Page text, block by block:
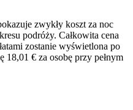
zwykły koszt za noc
podróży. Całkowita cena
zostanie wyświetlona po
18,01 € za osobę przy pełnym